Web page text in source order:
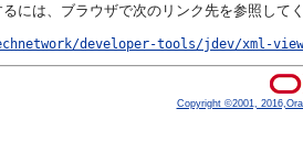
には、ブラウザで次のリンク先を参照して
developer-tools/jdev/xml-
Copyright ©2001,